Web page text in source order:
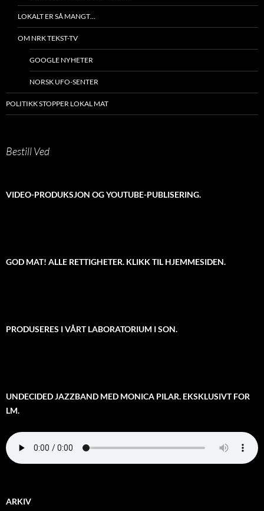
LOKALT ER SÅ MANGT…
OM NRK TEKST-TV
GOOGLE NYHETER
NORSK UFO-SENTER
POLITIKK STOPPER LOKAL MAT
Bestill Ved
VIDEO-PRODUKSJON OG YOUTUBE-PUBLISERING.
GOD MAT! ALLE RETTIGHETER. KLIKK TIL HJEMMESIDEN.
PRODUSERES I VÅRT LABORATORIUM I SON.
UNDECIDED JAZZBAND MED MONICA PILAR. EKSKLUSIVT FOR
LM.
ARKIV